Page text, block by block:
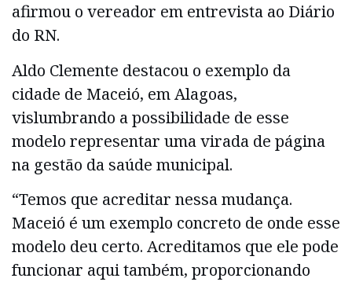
afirmou o vereador em entrevista ao Diário
do RN.
Aldo Clemente destacou o exemplo da
cidade de Maceió, em Alagoas,
vislumbrando a possibilidade de esse
modelo representar uma virada de página
na gestão da saúde municipal.
“Temos que acreditar nessa mudança.
Maceió é um exemplo concreto de onde esse
modelo deu certo. Acreditamos que ele pode
funcionar aqui também, proporcionando